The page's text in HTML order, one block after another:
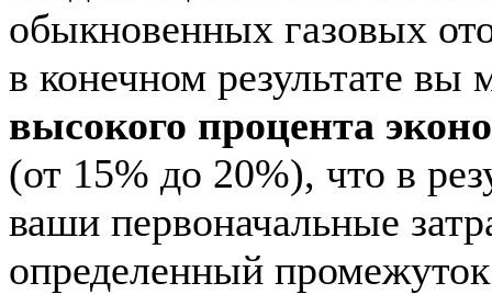
обыкновенных газовых
в конечном результате вы
высокого процента
(от 15% до 20%), что в
ваши первоначальные
определенный